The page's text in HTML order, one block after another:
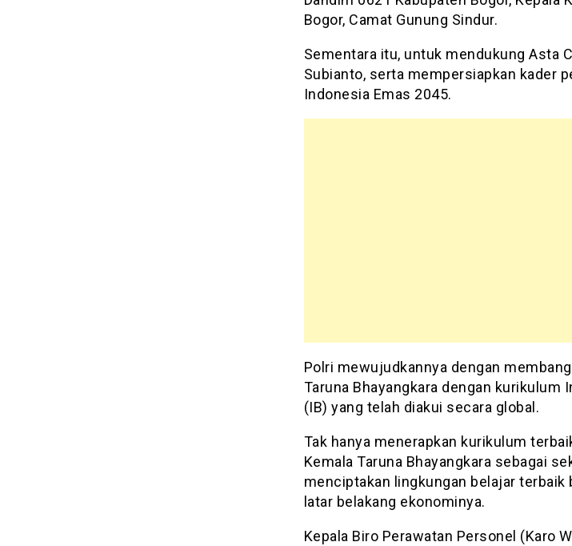
Bogor, Camat Gunung Sindur.
Sementara itu, untuk mendukung Asta
Subianto, serta mempersiapkan kader
Indonesia Emas 2045.
Polri mewujudkannya dengan
Taruna Bhayangkara dengan kurikulum
(IB) yang telah diakui secara global.
Tak hanya menerapkan kurikulum
Kemala Taruna Bhayangkara sebagai
menciptakan lingkungan belajar terbaik
latar belakang ekonominya.
Kepala Biro Perawatan Personel (Karo